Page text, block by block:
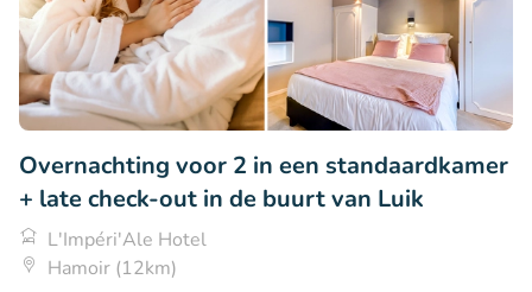
Overnachting voor 2 in een standaardkamer
+ late check-out in de buurt van Luik
L'Impéri'Ale Hotel
Hamoir (12km)